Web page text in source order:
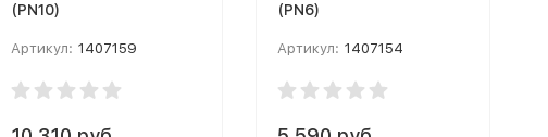
(PN10)
Артикул: 1407159
(PN6)
Артикул: 1407154